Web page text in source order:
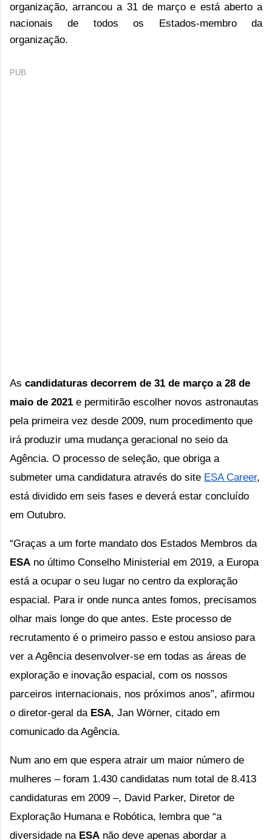
organização, arrancou a 31 de março e está aberto a
nacionais de todos os Estados-membro da
organização.
PUB
As candidaturas decorrem de 31 de março a 28 de
maio de 2021 e permitirão escolher novos astronautas
pela primeira vez desde 2009, num procedimento que
irá produzir uma mudança geracional no seio da
Agência. O processo de seleção, que obriga a
submeter uma candidatura através do site ESA Career,
está dividido em seis fases e deverá estar concluído
em Outubro.
“Graças a um forte mandato dos Estados Membros da
ESA no último Conselho Ministerial em 2019, a Europa
está a ocupar o seu lugar no centro da exploração
espacial. Para ir onde nunca antes fomos, precisamos
olhar mais longe do que antes. Este processo de
recrutamento é o primeiro passo e estou ansioso para
ver a Agência desenvolver-se em todas as áreas de
exploração e inovação espacial, com os nossos
parceiros internacionais, nos próximos anos”, afirmou
o diretor-geral da ESA, Jan Wörner, citado em
comunicado da Agência.
Num ano em que espera atrair um maior número de
mulheres – foram 1.430 candidatas num total de 8.413
candidaturas em 2009 –, David Parker, Diretor de
Exploração Humana e Robótica, lembra que “a
diversidade na ESA não deve apenas abordar a